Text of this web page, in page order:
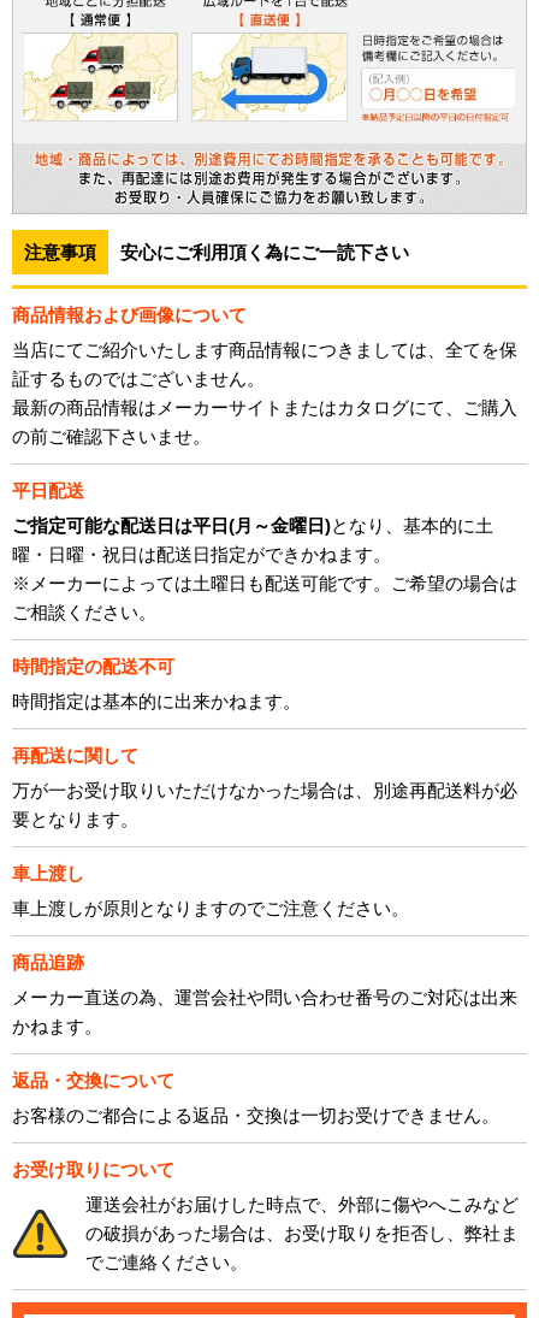
注意事項 安心にご利用頂く為にご一読下さい
商品情報および画像について
当店にてご紹介いたします商品情報につきましては、全てを保
証するものではございません。
最新の商品情報はメーカーサイトまたはカタログにて、ご購入
の前ご確認下さいませ。
平日配送
ご指定可能な配送日は平日(月～金曜日)となり、基本的に土
曜・日曜・祝日は配送日指定ができかねます。
※メーカーによっては土曜日も配送可能です。ご希望の場合は
ご相談ください。
時間指定の配送不可
時間指定は基本的に出来かねます。
再配送に関して
万が一お受け取りいただけなかった場合は、別途再配送料が必
要となります。
車上渡し
車上渡しが原則となりますのでご注意ください。
商品追跡
メーカー直送の為、運営会社や問い合わせ番号のご対応は出来
かねます。
返品・交換について
お客様のご都合による返品・交換は一切お受けできません。
お受け取りについて
運送会社がお届けした時点で、外部に傷やへこみなど
の破損があった場合は、お受け取りを拒否し、弊社ま
でご連絡ください。